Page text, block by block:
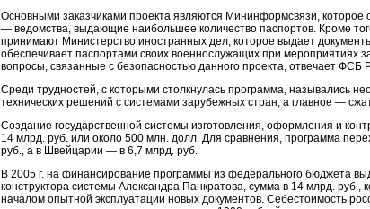
Основными заказчиками проекта являются Мининформсвязи,
— ведомства, выдающие наибольшее количество паспортов. Кроме
принимают Министерство иностранных дел, которое выдает
обеспечивает паспортами своих военнослужащих при мероприятиях
вопросы, связанные с безопасностью данного проекта, отвечает ФСБ
Среди трудностей, с которыми столкнулась программа, назывались
технических решений с системами зарубежных стран, а главное —
Создание государственной системы изготовления, оформления и
14 млрд. руб. или около 500 млн. долл. Для сравнения, программа
руб., а в Швейцарии — в 6,7 млрд. руб.
В 2005 г. на финансирование программы из федерального бюджета
конструктора системы Александра Панкратова, сумма в 14 млрд.
началом опытной эксплуатации новых документов. Себестоимость